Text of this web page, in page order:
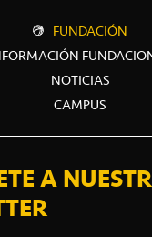
FUNDACIÓN
NOTICIAS
CAMPUS
A